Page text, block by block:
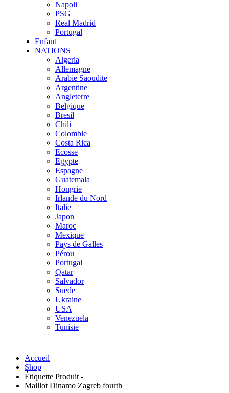
Napoli
PSG
Real Madrid
Portugal
Enfant
NATIONS
Algeria
Allemagne
Arabie Saoudite
Argentine
Angleterre
Belgique
Bresil
Chili
Colombie
Costa Rica
Ecosse
Egypte
Espagne
Guatemala
Hongrie
Irlande du Nord
Italie
Japon
Maroc
Mexique
Pays de Galles
Pérou
Portugal
Qatar
Salvador
Suede
Ukraine
USA
Venezuela
Tunisie
Accueil
Shop
Étiquette Produit -
Maillot Dinamo Zagreb fourth